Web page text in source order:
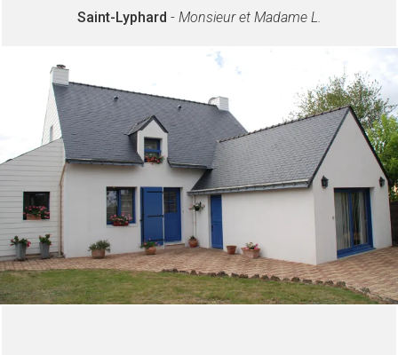
Saint-Lyphard - Monsieur et Madame L.